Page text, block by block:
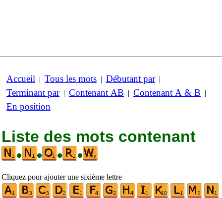
Accueil | Tous les mots | Débutant par|
Terminant par| Contenant AB | Contenant A & B |
En position
Liste des mots contenant
•
• • •
Cliquez pour ajouter une sixième lettre